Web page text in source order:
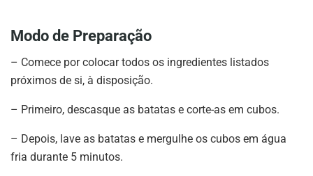
Modo de Preparação
– Comece por colocar todos os ingredientes listados
próximos de si, à disposição.
– Primeiro, descasque as batatas e corte-as em cubos.
– Depois, lave as batatas e mergulhe os cubos em água
fria durante 5 minutos.